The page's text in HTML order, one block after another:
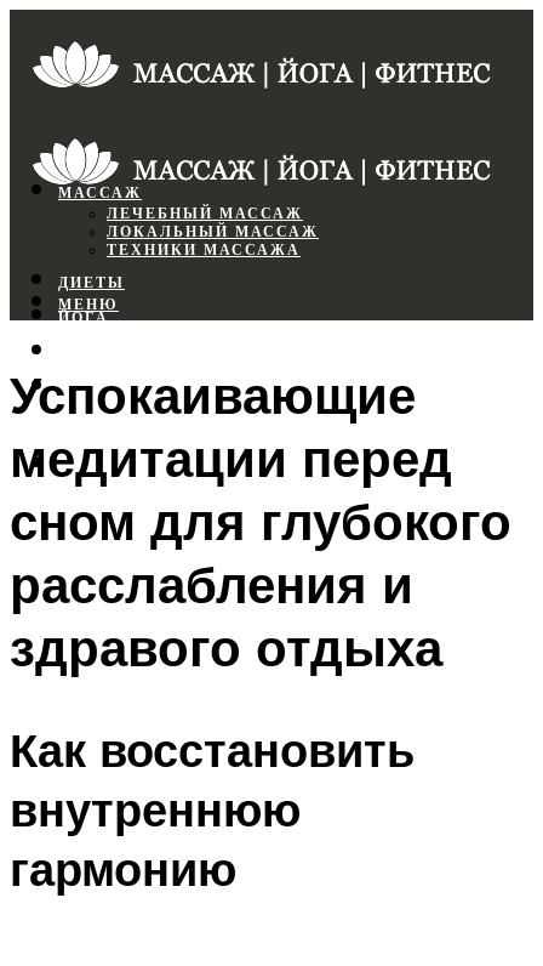
МАССАЖ
ЛЕЧЕБНЫЙ МАССАЖ
ЛОКАЛЬНЫЙ МАССАЖ
ТЕХНИКИ МАССАЖА
ДИЕТЫ
ЙОГА
ФИТНЕС
МЕНЮ
МЕНЮ
Успокаивающие
медитации перед
сном для глубокого
расслабления и
здравого отдыха
Как восстановить
внутреннюю
гармонию